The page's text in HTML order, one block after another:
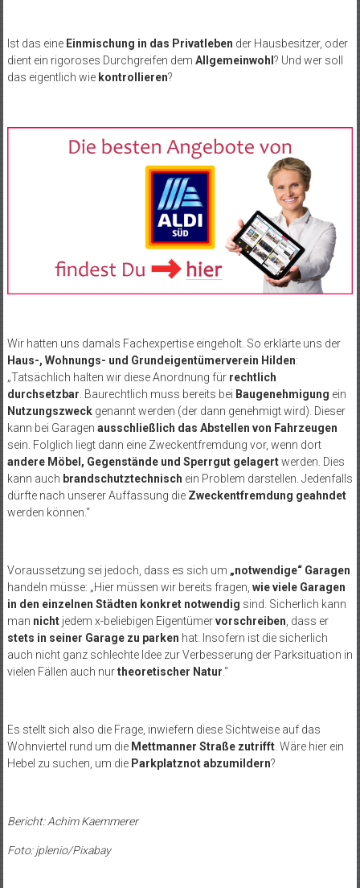
Ist das eine Einmischung in das Privatleben der Hausbesitzer, oder
dient ein rigoroses Durchgreifen dem Allgemeinwohl ? Und wer soll
das eigentlich wie kontrollieren?
Wir hatten uns damals Fachexpertise eingeholt. So erklärte uns der
Haus-, Wohnungs- und Grundeigentümerverein Hilden:
„Tatsächlich halten wir diese Anordnung für rechtlich
durchsetzbar . Baurechtlich muss bereits bei Baugenehmigung ein
Nutzungszweckgenannt werden (der dann genehmigt wird). Dieser
kann bei Garagen ausschließlich das Abstellen von Fahrzeugen
sein. Folglich liegt dann eine Zweckentfremdung vor, wenn dort
andere Möbel, Gegenstände und Sperrgut gelagertwerden. Dies
kann auch brandschutztechnisch ein Problem darstellen. Jedenfalls
dürfte nach unserer Auffassung die Zweckentfremdung geahndet
werden können.“
Voraussetzung sei jedoch, dass es sich um „notwendige“ Garagen
handeln müsse: „Hier müssen wir bereits fragen, wie viele Garagen
in den einzelnen Städten konkret notwendig sind. Sicherlich kann
man nichtjedem x-beliebigen Eigentümervorschreiben , dass er
stets in seiner Garage zu parken hat. Insofern ist die sicherlich
auch nicht ganz schlechte Idee zur Verbesserung der Parksituation in
vielen Fällen auch nurtheoretischer Natur .“
Es stellt sich also die Frage, inwiefern diese Sichtweise auf das
Wohnviertel rund um die Mettmanner Straße zutrifft. Wäre hier ein
Hebel zu suchen, um die Parkplatznot abzumildern?
Bericht: Achim Kaemmerer
Foto: jplenio/Pixabay